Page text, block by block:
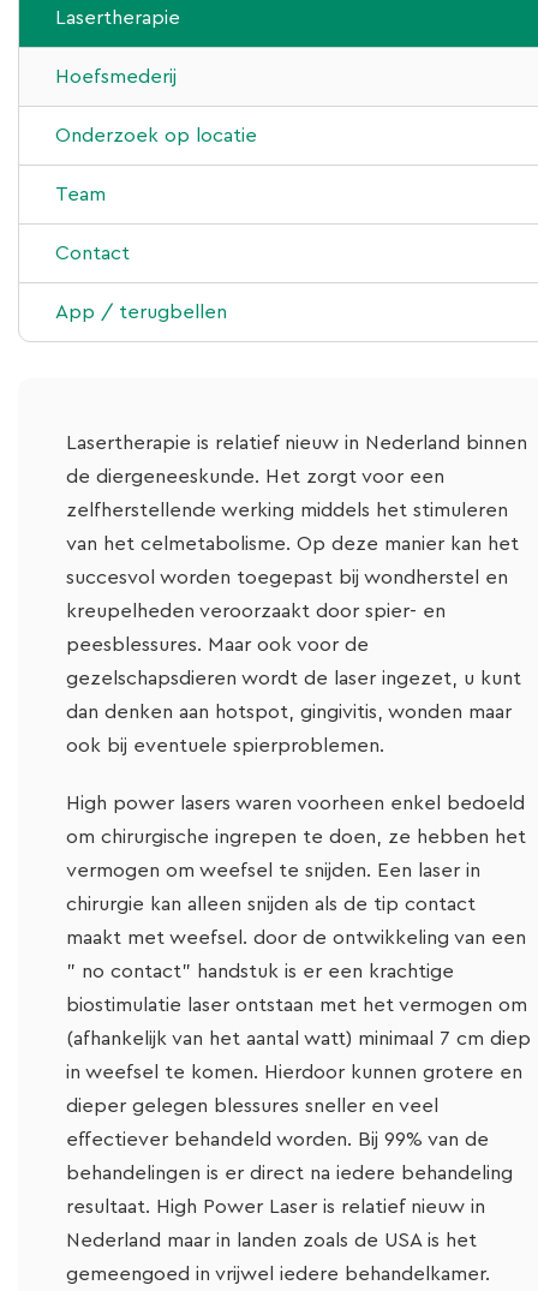
Chiropractie
Laboratorium
Bloedonderzoek bij paarden
Sportpaardenbegeleiding
Lasertherapie
Hoefsmederij
Onderzoek op locatie
Team
Klijndijk
Bears
Contact
App / terugbellen
Lasertherapie is relatief nieuw in Nederland binnen
de diergeneeskunde. Het zorgt voor een
zelfherstellende werking middels het stimuleren
van het celmetabolisme. Op deze manier kan het
succesvol worden toegepast bij wondherstel en
kreupelheden veroorzaakt door spier- en
peesblessures. Maar ook voor de
gezelschapsdieren wordt de laser ingezet, u kunt
dan denken aan hotspot, gingivitis, wonden maar
ook bij eventuele spierproblemen.
High power lasers waren voorheen enkel bedoeld
om chirurgische ingrepen te doen, ze hebben het
vermogen om weefsel te snijden. Een laser in
chirurgie kan alleen snijden als de tip contact
maakt met weefsel. door de ontwikkeling van een
” no contact” handstuk is er een krachtige
biostimulatie laser ontstaan met het vermogen om
(afhankelijk van het aantal watt) minimaal 7 cm diep
in weefsel te komen. Hierdoor kunnen grotere en
dieper gelegen blessures sneller en veel
effectiever behandeld worden. Bij 99% van de
behandelingen is er direct na iedere behandeling
resultaat. High Power Laser is relatief nieuw in
Nederland maar in landen zoals de USA is het
gemeengoed in vrijwel iedere behandelkamer.